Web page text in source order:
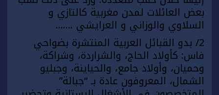
بعض العائلات لمدن مغربية كالتازي و
السلاوي والوزاني و العرايشي …….
2/ بدو القبائل العربية المنتشرة بضواحي
فاس: كأولاد الحاج، والشراردة، وشراكة،
وحميان، وأولاد جامع، والحياينة، وجبليو
الشمال، المعروفون عادة بـ “جبالة”